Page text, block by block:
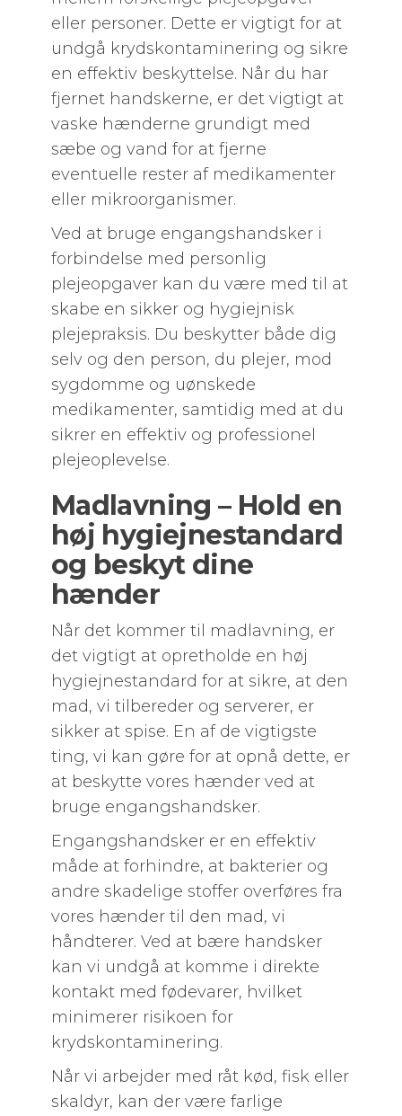
eller personer. Dette er vigtigt for at
undgå krydskontaminering og sikre
en effektiv beskyttelse. Når du har
fjernet handskerne, er det vigtigt at
vaske hænderne grundigt med
sæbe og vand for at fjerne
eventuelle rester af medikamenter
eller mikroorganismer.
Ved at bruge engangshandsker i
forbindelse med personlig
plejeopgaver kan du være med til at
skabe en sikker og hygiejnisk
plejepraksis. Du beskytter både dig
selv og den person, du plejer, mod
sygdomme og uønskede
medikamenter, samtidig med at du
sikrer en effektiv og professionel
plejeoplevelse.
Madlavning – Hold en
høj hygiejnestandard
og beskyt dine
hænder
Når det kommer til madlavning, er
det vigtigt at opretholde en høj
hygiejnestandard for at sikre, at den
mad, vi tilbereder og serverer, er
sikker at spise. En af de vigtigste
ting, vi kan gøre for at opnå dette, er
at beskytte vores hænder ved at
bruge engangshandsker.
Engangshandsker er en effektiv
måde at forhindre, at bakterier og
andre skadelige stoffer overføres fra
vores hænder til den mad, vi
håndterer. Ved at bære handsker
kan vi undgå at komme i direkte
kontakt med fødevarer, hvilket
minimerer risikoen for
krydskontaminering.
Når vi arbejder med råt kød, fisk eller
skaldyr, kan der være farlige